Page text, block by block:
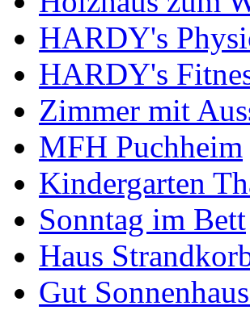
HARDY's
HARDY's
Zimmer mit
MFH Puchheim
Kindergarten
Sonntag im Bett
Haus
Gut